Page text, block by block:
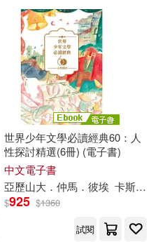
文心(2)
仲馬 愛蜜麗．勃朗特 瑪麗．雪
世界少年文學必讀經典60：人
性探討精選(6冊) (電子書)
中文電子書
亞歷山大．仲馬．彼埃 卡斯頓．勒胡
$925 $1360
試閱